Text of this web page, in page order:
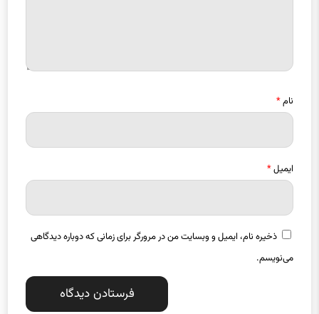
ایمیل*
ذخیره نام، ایمیل و وبسایت من در مرورگر برای زمانی که دوباره دیدگاهی
می‌نویسم.